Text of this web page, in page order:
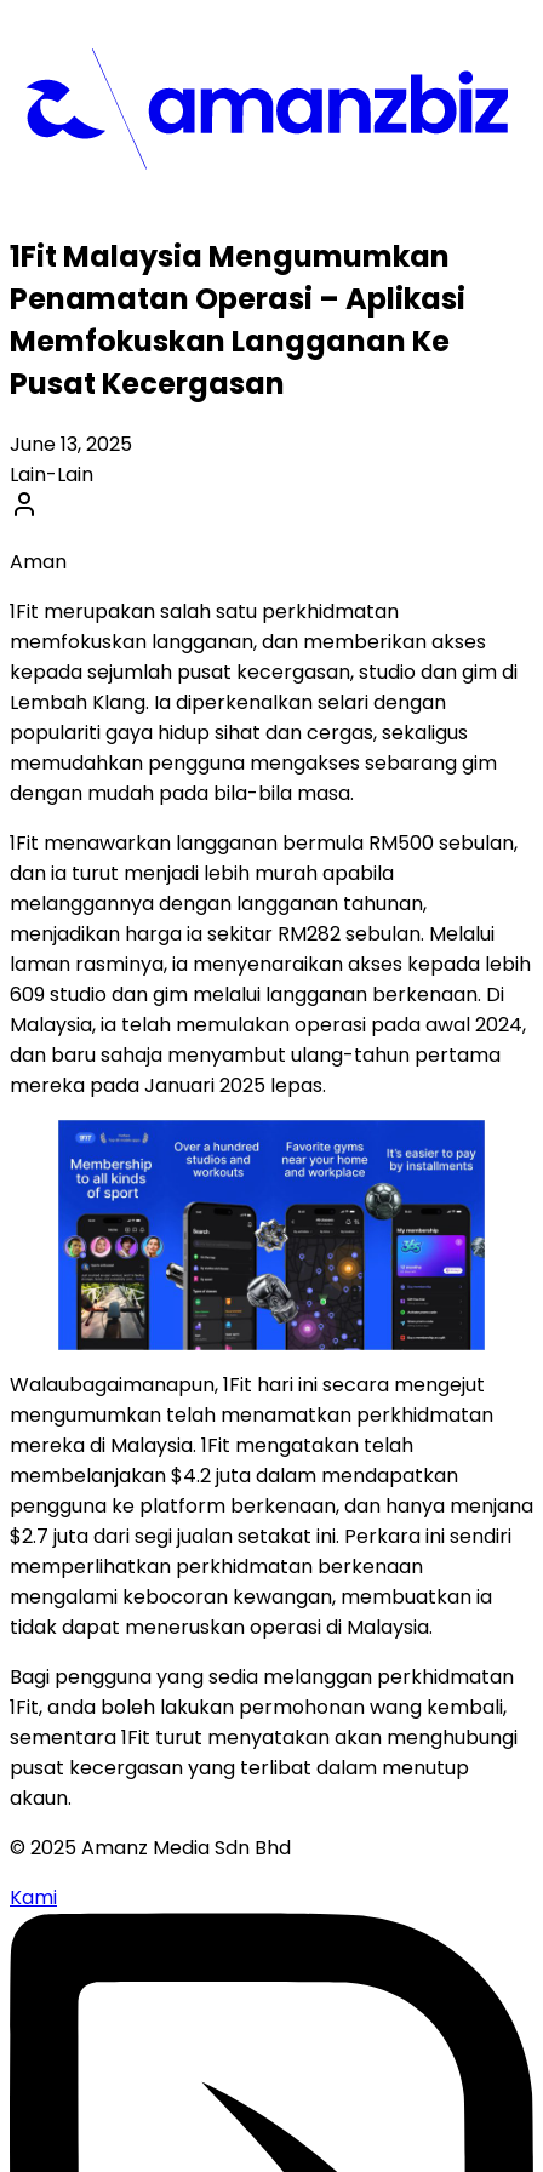
1Fit Malaysia Mengumumkan
Penamatan Operasi – Aplikasi
Memfokuskan Langganan Ke
Pusat Kecergasan
June 13, 2025
Lain-Lain
Aman
1Fit merupakan salah satu perkhidmatan
memfokuskan langganan, dan memberikan akses
kepada sejumlah pusat kecergasan, studio dan gim di
Lembah Klang. Ia diperkenalkan selari dengan
populariti gaya hidup sihat dan cergas, sekaligus
memudahkan pengguna mengakses sebarang gim
dengan mudah pada bila-bila masa.
1Fit menawarkan langganan bermula RM500 sebulan,
dan ia turut menjadi lebih murah apabila
melanggannya dengan langganan tahunan,
menjadikan harga ia sekitar RM282 sebulan. Melalui
laman rasminya, ia menyenaraikan akses kepada lebih
609 studio dan gim melalui langganan berkenaan. Di
Malaysia, ia telah memulakan operasi pada awal 2024,
dan baru sahaja menyambut ulang-tahun pertama
mereka pada Januari 2025 lepas.
Walaubagaimanapun, 1Fit hari ini secara mengejut
mengumumkan telah menamatkan perkhidmatan
mereka di Malaysia. 1Fit mengatakan telah
membelanjakan $4.2 juta dalam mendapatkan
pengguna ke platform berkenaan, dan hanya menjana
$2.7 juta dari segi jualan setakat ini. Perkara ini sendiri
memperlihatkan perkhidmatan berkenaan
mengalami kebocoran kewangan, membuatkan ia
tidak dapat meneruskan operasi di Malaysia.
Bagi pengguna yang sedia melanggan perkhidmatan
1Fit, anda boleh lakukan permohonan wang kembali,
sementara 1Fit turut menyatakan akan menghubungi
pusat kecergasan yang terlibat dalam menutup
akaun.
© 2025 Amanz Media Sdn Bhd
Kami